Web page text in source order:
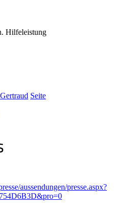
Hilfeleistung
Seite
aussendungen/presse.aspx?